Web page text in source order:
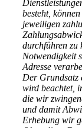
besteht,
jeweiligen
durchführen zu
Notwendigkeit
Adresse
Der Grundsatz
wird beachtet,
die wir
und damit
Erhebung wir